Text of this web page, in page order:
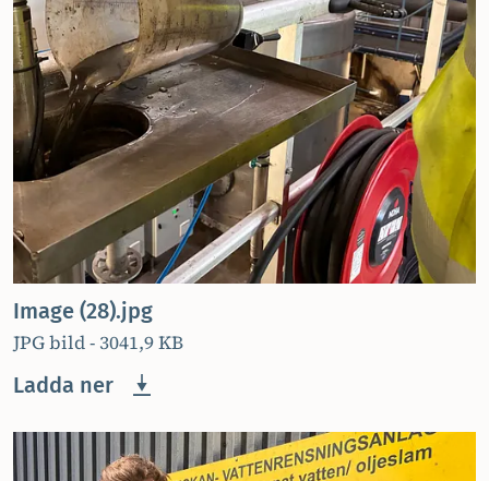
Image (28).jpg
JPG bild - 3041,9 KB
Ladda ner